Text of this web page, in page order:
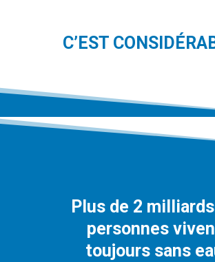
C’EST
Plus de 2
personnes
toujours sans